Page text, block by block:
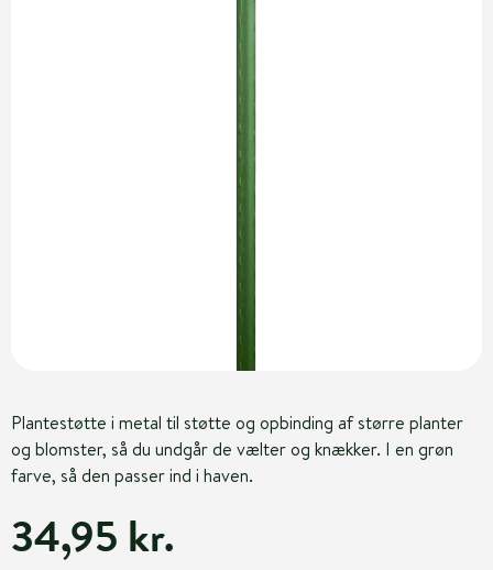
Plantestøtte i metal til støtte og opbinding af større planter
og blomster, så du undgår de vælter og knækker. I en grøn
farve, så den passer ind i haven.
34,95 kr.